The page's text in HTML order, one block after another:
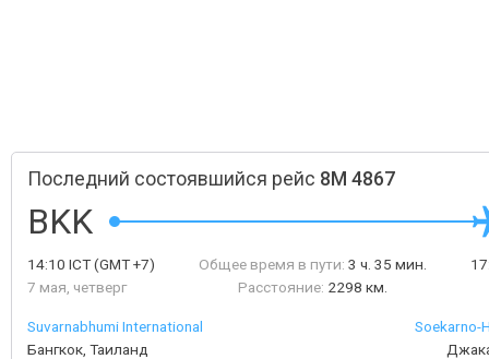
Последний состоявшийся рейс 8M 4867
BKK
14:10 ICT(GMT +7)
7 мая, четверг
Общее время в пути: 3 ч. 35 мин.
Расстояние: 2298 км.
Suvarnabhumi International
Бангкок, Таиланд
Soekarno-